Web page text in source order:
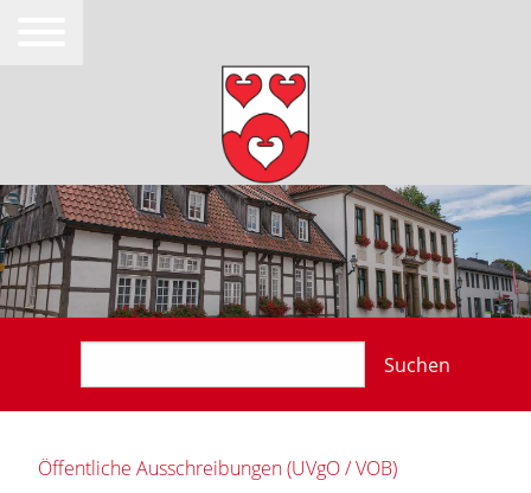
Suchen
Öffentliche Ausschreibungen (UVgO / VOB)